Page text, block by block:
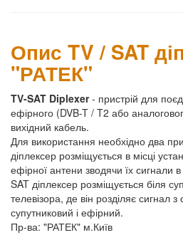
Опис TV / SAT
"РАТЕК"
TV-SAT Diplexer- пристрій для
ефірного (DVB-T / T2 або
вихідний кабель.
Для використання необхідно два
діплексер розміщується в місці
ефірної антени зводячи їх сигнали
SAT діплексер розміщується біля
телевізора, де він розділяє сигнал
супутниковий і ефірний.
Пр-ва: "РАТЕК" м.Київ